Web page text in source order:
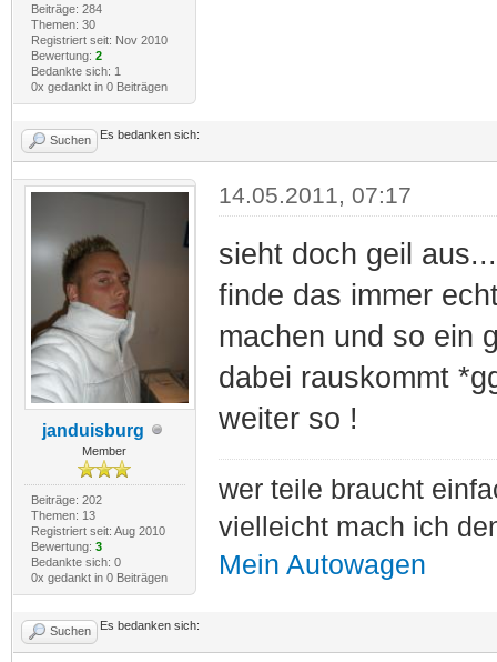
Beiträge: 284
Themen: 30
Registriert seit: Nov 2010
Bewertung: 2
Bedankte sich: 1
0x gedankt in 0 Beiträgen
Suchen Es bedanken sich:
janduisburg
Member
Beiträge: 202
Themen: 13
Registriert seit: Aug 2010
Bewertung: 3
Bedankte sich: 0
0x gedankt in 0 Beiträgen
14.05.2011, 07:17
sieht doch geil aus...
finde das immer
machen und so ein
dabei rauskommt
weiter so !
wer teile braucht
vielleicht mach ich
Mein Autowagen
Suchen Es bedanken sich: